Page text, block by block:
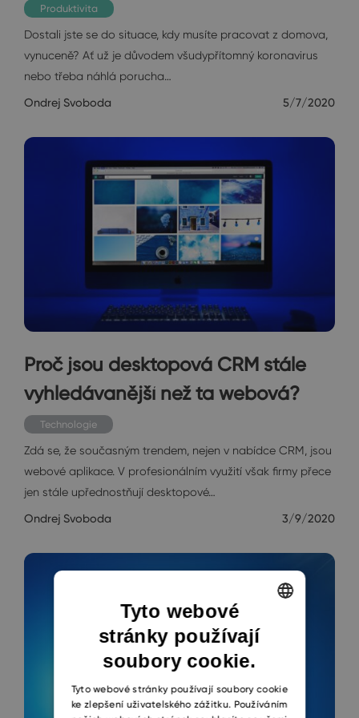
Produktivita
Dostali jste se do situace, kdy musíte pracovat z domova,
vynuceně? Ať už je důvodem všudypřítomný koronavirus
nebo třeba náhlá porucha…
Ondrej Svoboda 5/7/2020
Proč jsou desktopová CRM stále
vyhledávanější než ta webová?
Technologie
Zdá se, že současným trendem, nejen v nabídce CRM, jsou
webové aplikace. V profesionálním využití však firmy přece
jen stále upřednostňují desktopové…
Ondrej Svoboda 3/9/2020
ENGLISH
CZECH
SLOVAK
Tyto webové
stránky používají
soubory cookie.
Tyto webové stránky používají soubory cookie
ke zlepšení uživatelského zážitku. Používáním